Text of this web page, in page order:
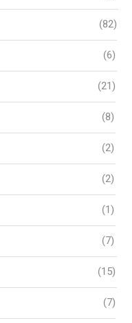
(82)
(6)
(21)
(8)
(2)
(2)
(1)
(7)
(15)
(7)